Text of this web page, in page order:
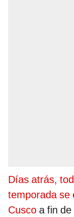
Días atrás,
temporada se
Cusco a fin